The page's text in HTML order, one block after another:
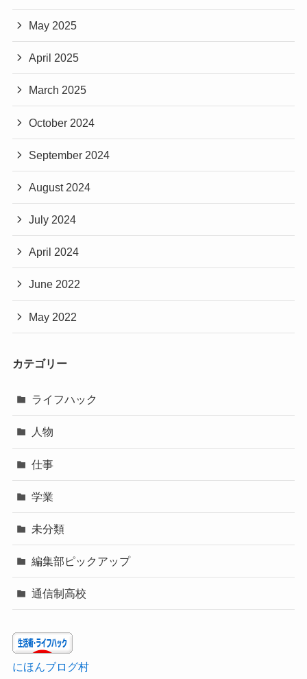
May 2025
April 2025
March 2025
October 2024
September 2024
August 2024
July 2024
April 2024
June 2022
May 2022
カテゴリー
ライフハック
人物
仕事
学業
未分類
編集部ピックアップ
通信制高校
にほんブログ村